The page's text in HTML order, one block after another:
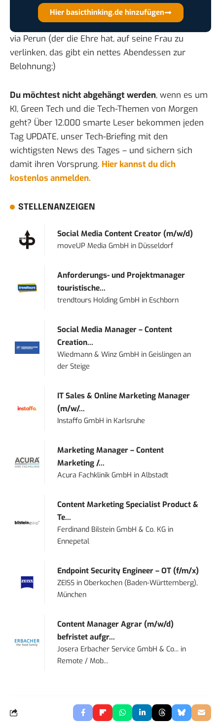
Hier basicthinking.de hinzufügen
via Perun (der die Ehre hat, auf seine Frau zu
verlinken, das gibt ein nettes Abendessen zur
Belohnung:)
Du möchtest nicht abgehängt werden, wenn es um
KI, Green Tech und die Tech-Themen von Morgen
geht? Über 12.000 smarte Leser bekommen jeden
Tag UPDATE, unser Tech-Briefing mit den
wichtigsten News des Tages – und sichern sich
damit ihren Vorsprung. Hier kannst du dich
kostenlos anmelden.
STELLENANZEIGEN
Social Media Content Creator (m/w/d)
moveUP Media GmbH in Düsseldorf
Anforderungs- und Projektmanager
touristische...
trendtours Holding GmbH in Eschborn
Social Media Manager – Content
Creation...
Wiedmann & Winz GmbH inGeislingen an
der Steige
IT Sales & Online Marketing Manager
(m/w/...
Instaffo GmbH in Karlsruhe
Marketing Manager – Content
Marketing /...
Acura Fachklinik GmbH inAlbstadt
Content Marketing Specialist Product &
Te...
Ferdinand Bilstein GmbH & Co. KG in
Ennepetal
Endpoint Security Engineer – OT (f/m/x)
ZEISS inOberkochen (Baden-Württemberg),
München
Content Manager Agrar (m/w/d)
befristet aufgr...
Josera Erbacher Service GmbH & Co... in
Remote / Mob...